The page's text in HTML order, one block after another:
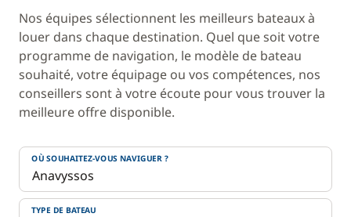
Nos équipes sélectionnent les meilleurs bateaux à
louer dans chaque destination. Quel que soit votre
programme de navigation, le modèle de bateau
souhaité, votre équipage ou vos compétences, nos
conseillers sont à votre écoute pour vous trouver la
meilleure offre disponible.
OÙ SOUHAITEZ-VOUS NAVIGUER ?
TYPE DE BATEAU